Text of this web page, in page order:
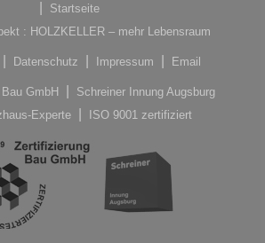
Startseite
: HOLZKELLER – mehr Lebensraum
Datenschutz Impressum Email
GmbH
Schreiner Innung Augsburg
Experte
ISO 9001 zertifiziert